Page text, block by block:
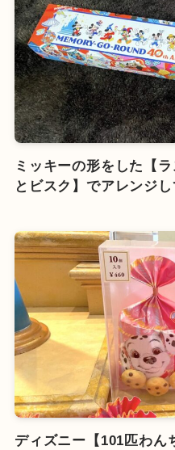
ミッキーの形をした【
とビスク】でアレンジ
ディズニー【101匹わん